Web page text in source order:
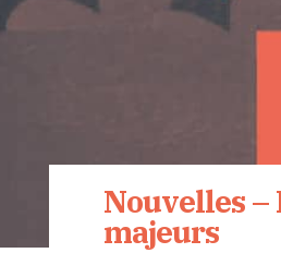
Nouvelles –
majeurs